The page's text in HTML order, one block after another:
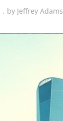
by Jeffrey Adams